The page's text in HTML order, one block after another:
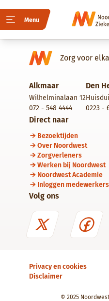
Menu
Zorg voor
Alkmaar
Wilhelminalaan 12
072 - 548 4444
Den
0223 -
Direct naar
Bezoektijden
Over Noordwest
Zorgverleners
Werken bij Noordwest
Noordwest Academie
Inloggen
Volg ons
© 2025
Privacy en cookies
Disclaimer